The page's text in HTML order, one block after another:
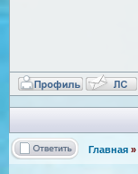
Главная »